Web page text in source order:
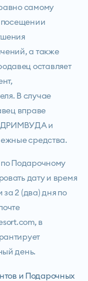
самому
посещении
а также
оставляет
В случае
вправе
ДРИМВУДА и
средства.
Подарочному
дату и время
2 (два) дня по
в
день.
и Подарочных